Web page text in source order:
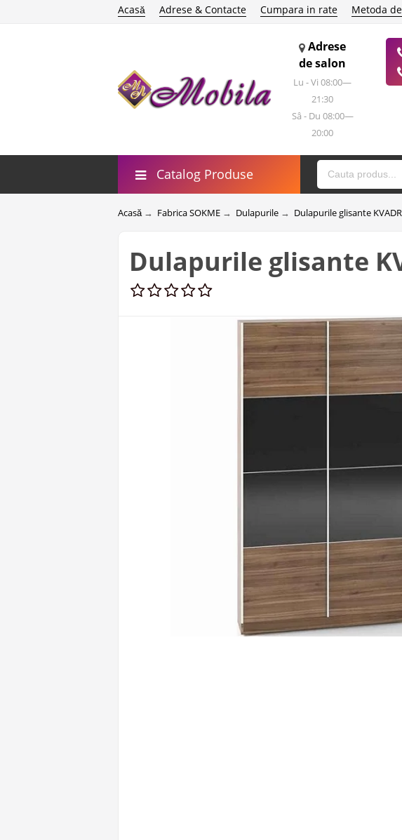
Acasă Adrese & Contacte Cumpara in rate Metoda
Adrese
de salon
Lu - Vi 08:00—
21:30
Sâ - Du 08:00—
20:00
Catalog Produse
Acasă → Fabrica SOKME → Dulapurile → Dulapurile glisante
Dulapurile glisante